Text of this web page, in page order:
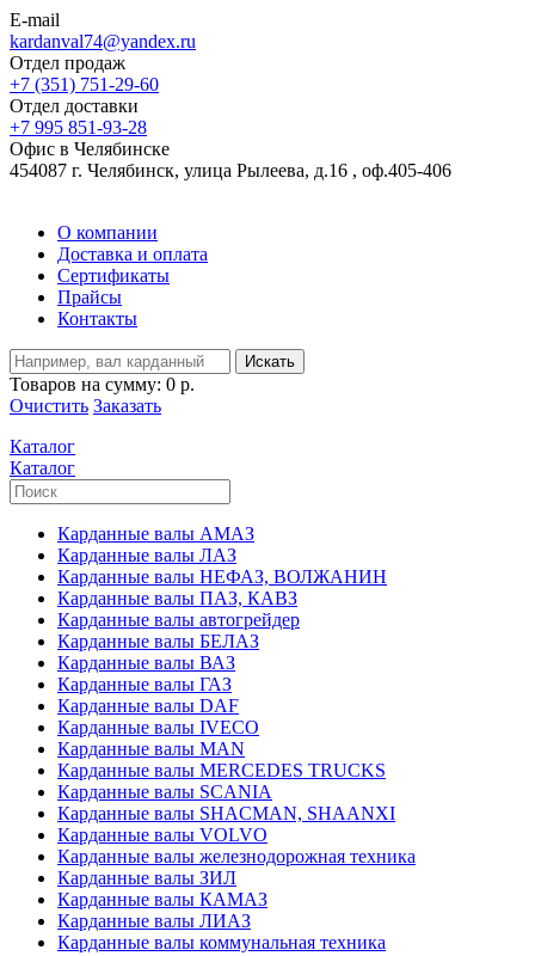
E-mail
kardanval74@yandex.ru
Отдел продаж
+7 (351) 751-29-60
Отдел доставки
+7 995 851-93-28
Офис в Челябинске
454087 г. Челябинск, улица Рылеева, д.16 , оф.405-406
О компании
Доставка и оплата
Сертификаты
Прайсы
Контакты
Искать
Товаров на сумму: 0 р.
Очистить Заказать
Каталог
Каталог
Карданные валы АМАЗ
Карданные валы ЛАЗ
Карданные валы НЕФАЗ, ВОЛЖАНИН
Карданные валы ПАЗ, КАВЗ
Карданные валы автогрейдер
Карданные валы БЕЛАЗ
Карданные валы ВАЗ
Карданные валы ГАЗ
Карданные валы DAF
Карданные валы IVECO
Карданные валы MAN
Карданные валы MERCEDES TRUCKS
Карданные валы SCANIA
Карданные валы SHACMAN, SHAANXI
Карданные валы VOLVO
Карданные валы железнодорожная техника
Карданные валы ЗИЛ
Карданные валы КАМАЗ
Карданные валы ЛИАЗ
Карданные валы коммунальная техника